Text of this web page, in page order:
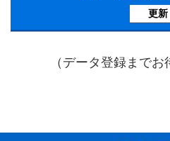
更新
（データ登録までお